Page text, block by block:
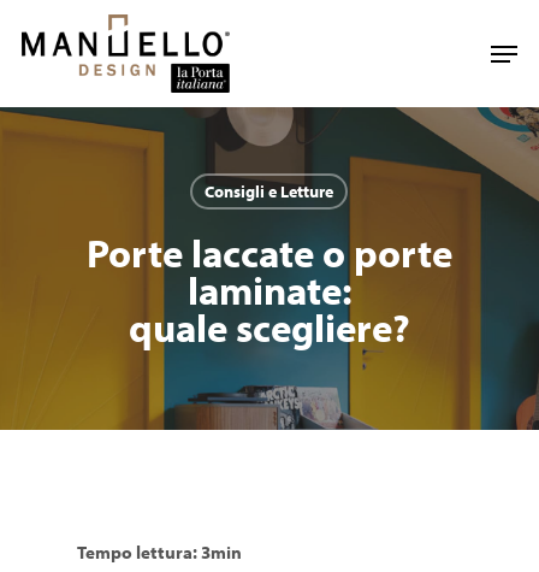
main
Consigli e Letture
Porte laccate o porte
laminate:
quale scegliere?
Tempo lettura: 3min